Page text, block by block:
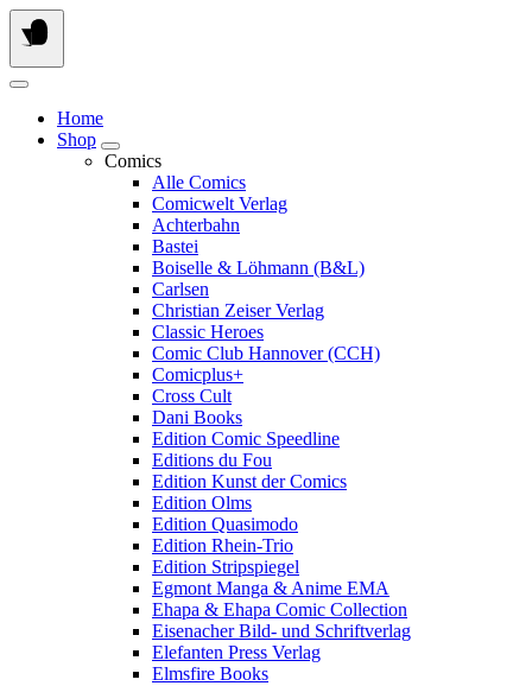
Springe
zum
Inhalt
Home
Shop
Comics
Alle Comics
Comicwelt Verlag
Achterbahn
Bastei
Boiselle & Löhmann (B&L)
Carlsen
Christian Zeiser Verlag
Classic Heroes
Comic Club Hannover (CCH)
Comicplus+
Cross Cult
Dani Books
Edition Comic Speedline
Editions du Fou
Edition Kunst der Comics
Edition Olms
Edition Quasimodo
Edition Rhein-Trio
Edition Stripspiegel
Egmont Manga & Anime EMA
Ehapa & Ehapa Comic Collection
Eisenacher Bild- und Schriftverlag
Elefanten Press Verlag
Elmsfire Books